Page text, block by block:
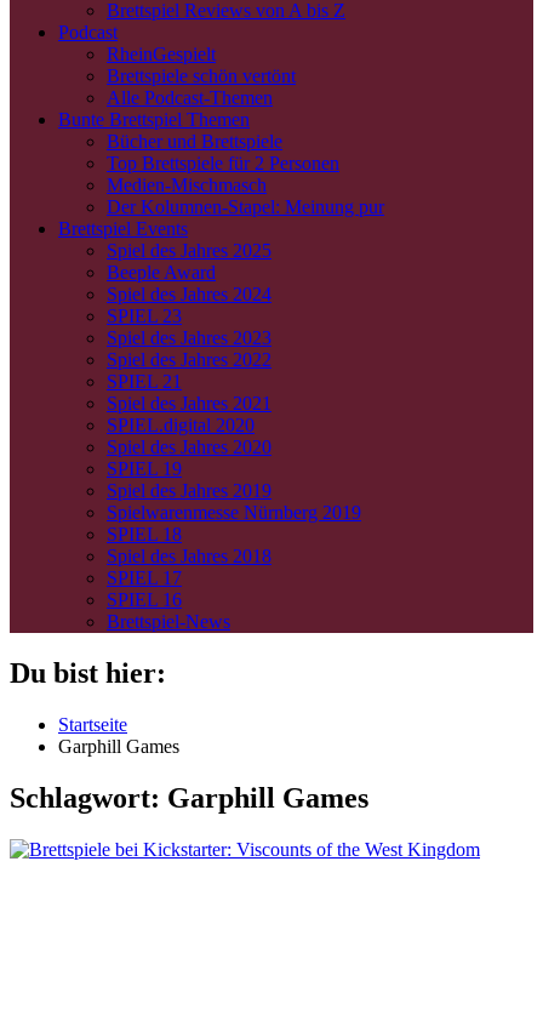
Brettspiel Reviews von A bis Z
Podcast
RheinGespielt
Brettspiele schön vertönt
Alle Podcast-Themen
Bunte Brettspiel Themen
Bücher und Brettspiele
Top Brettspiele für 2 Personen
Medien-Mischmasch
Der Kolumnen-Stapel: Meinung pur
Brettspiel Events
Spiel des Jahres 2025
Beeple Award
Spiel des Jahres 2024
SPIEL 23
Spiel des Jahres 2023
Spiel des Jahres 2022
SPIEL 21
Spiel des Jahres 2021
SPIEL.digital 2020
Spiel des Jahres 2020
SPIEL 19
Spiel des Jahres 2019
Spielwarenmesse Nürnberg 2019
SPIEL 18
Spiel des Jahres 2018
SPIEL 17
SPIEL 16
Brettspiel-News
Du bist hier:
Startseite
Garphill Games
Schlagwort: Garphill Games